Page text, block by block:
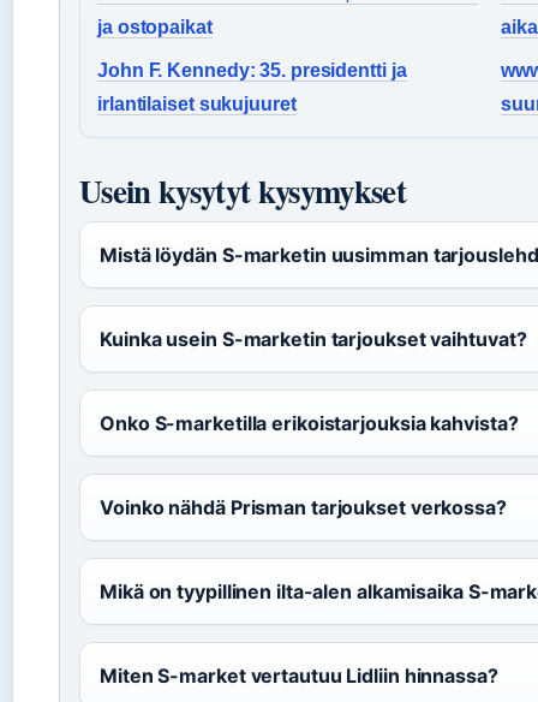
ja ostopaikat
John F. Kennedy: 35. presidentti ja
irlantilaiset sukujuuret
Usein kysytyt kysymykset
Mistä löydän S-marketin uusimman
Kuinka usein S-marketin tarjoukset vaihtuvat?
Onko S-marketilla erikoistarjouksia kahvista?
Voinko nähdä Prisman tarjoukset verkossa?
Mikä on tyypillinen ilta-alen alkamisaika S-
Miten S-market vertautuu Lidliin hinnassa?